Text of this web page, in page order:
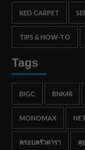
RED CARPET
TIPS & HOW-TO
Tags
BIGC BNK48
MONOMAX
ครอบครัวดารา คุ